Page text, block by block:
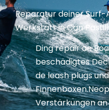
Reparatur deiner Surf-
Werkstatt in Can
Ding repair an
beschädigtes
de leash plugs und
Finnenboxen.
Verstärkungen